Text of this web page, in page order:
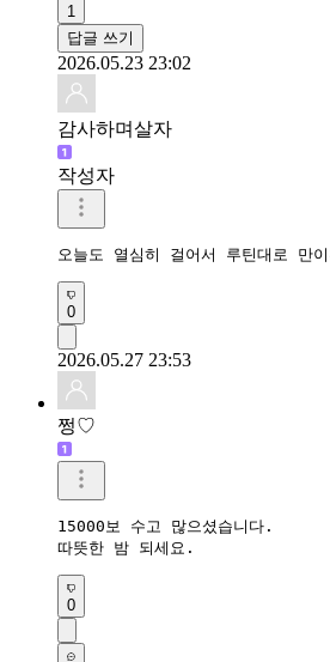
1
답글 쓰기
2026.05.23 23:02
감사하며살자
작성자
오늘도 열심히 걸어서 루틴대로 만
0
2026.05.27 23:53
쩡♡
15000보 수고 많으셨습니다.
따뜻한 밤 되세요.
0